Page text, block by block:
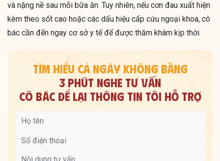
và nặng nề sau mỗi bữa ăn. Tuy nhiên, nếu cơn đau xuất hiện
kèm theo sốt cao hoặc các dấu hiệu cấp cứu ngoại khoa, cô
bác cần đến ngay cơ sở y tế để được thăm khám kịp thời.
TÌM HIỂU CẢ NGÀY KHÔNG BẰNG
3 PHÚT NGHE TƯ VẤN
CÔ BÁC ĐỂ LẠI THÔNG TIN TÔI HỖ TRỢ